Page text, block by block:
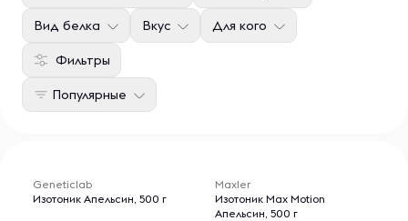
Фильтры
Вид белка Вкус Для кого
Популярные
Geneticlab
Изотоник Апельсин, 500 г
Maxler
Изотоник Max Motion
Апельсин, 500 г